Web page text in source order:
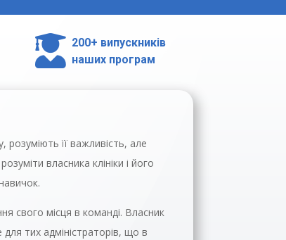
 200+ випускників
наших програм
її важливість, але
власника клініки і його
свого місця в команді. Власник
для тих адміністраторів, що в